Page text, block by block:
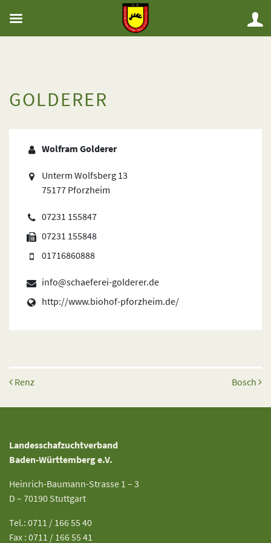
GOLDERER
Wolfram Golderer
Unterm Wolfsberg 13
75177 Pforzheim
07231 155847
07231 155848
01716860888
info@schaeferei-golderer.de
http://www.biohof-pforzheim.de/
Beitrags-Navigation
Renz Bosch
Landesschafzuchtverband
Baden-Württemberg e.V.
Heinrich-Baumann-Strasse 1 – 3
D – 70190 Stuttgart
Tel.: 0711 / 166 55 40
Fax : 0711 / 166 55 41